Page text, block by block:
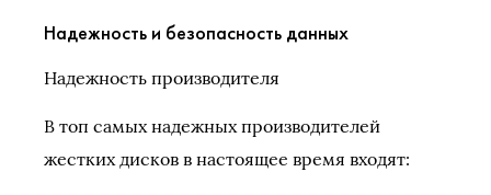
Надежность и безопасность данных
Надежность производителя
В топ самых надежных производителей
жестких дисков в настоящее время входят: